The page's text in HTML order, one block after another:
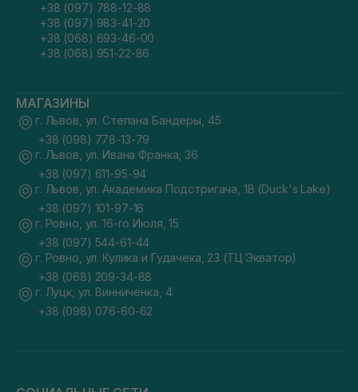
+38 (097) 788-12-88
+38 (097) 983-41-20
+38 (068) 693-46-00
+38 (068) 951-22-86
МАГАЗИНЫ
г. Львов, ул. Степана Бандеры, 45
+38 (098) 778-13-79
г. Львов, ул. Ивана Франка, 36
+38 (097) 611-95-94
г. Львов, ул. Академика Подстригача, 1В (Duck's Lake)
+38 (097) 101-97-16
г. Ровно, ул. 16-го Июля, 15
+38 (097) 544-61-44
г. Ровно, ул. Кулика и Гудачека, 23 (ТЦ Экватор)
+38 (068) 209-34-88
г. Луцк, ул. Винниченка, 4
+38 (098) 076-60-62